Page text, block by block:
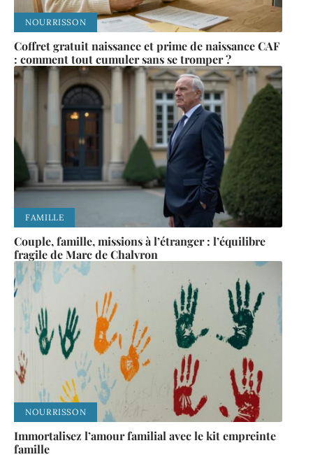
NOURRISSON
Coffret gratuit naissance et prime de naissance CAF
: comment tout cumuler sans se tromper ?
FAMILLE
Couple, famille, missions à l’étranger : l’équilibre
fragile de Marc de Chalvron
NOURRISSON
Immortalisez l’amour familial avec le kit empreinte
famille